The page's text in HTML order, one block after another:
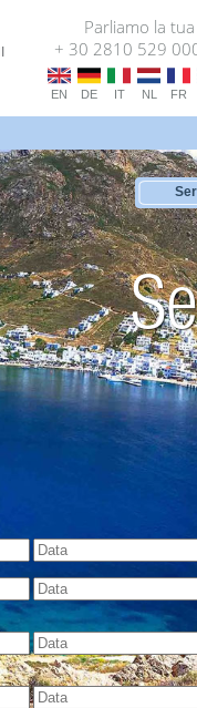
Parliamo la
+ 30 2810 529
EN DE IT NL FR